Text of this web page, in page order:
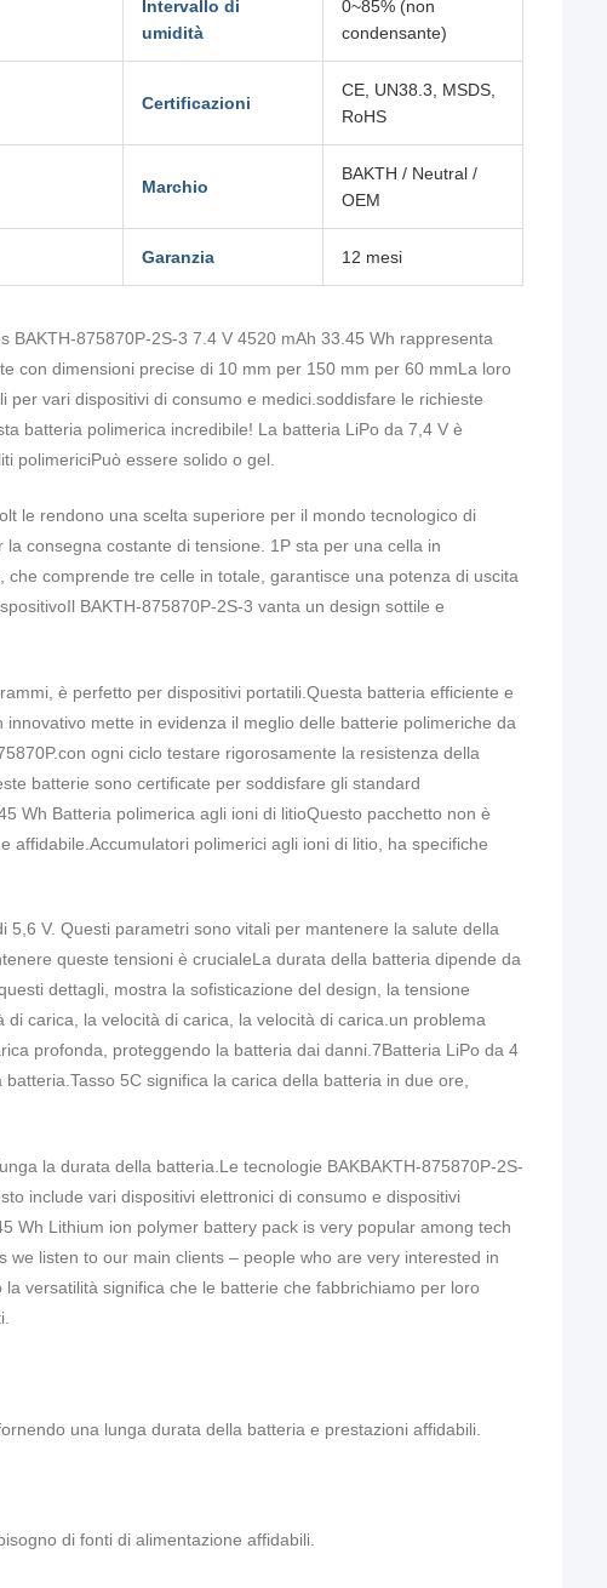
Intervallo di
umidità
0~85% (non
condensante)
Certificazioni
CE, UN38.3, MSDS,
RoHS
Marchio
BAKTH / Neutral /
OEM
Garanzia 12 mesi
BAKTH-875870P-2S-3 7.4 V 4520 mAh 33.45 Wh rappresenta
con dimensioni precise di 10 mm per 150 mm per 60 mmLa loro
vari dispositivi di consumo e medici.soddisfare le richieste
batteria polimerica incredibile! La batteria LiPo da 7,4 V è
polimericiPuò essere solido o gel.
le rendono una scelta superiore per il mondo tecnologico di
consegna costante di tensione. 1P sta per una cella in
che comprende tre celle in totale, garantisce una potenza di uscita
BAKTH-875870P-2S-3 vanta un design sottile e
è perfetto per dispositivi portatili.Questa batteria efficiente e
mette in evidenza il meglio delle batterie polimeriche da
ogni ciclo testare rigorosamente la resistenza della
batterie sono certificate per soddisfare gli standard
Wh Batteria polimerica agli ioni di litioQuesto pacchetto non è
affidabile. Accumulatori polimerici agli ioni di litio , ha specifiche
V. Questi parametri sono vitali per mantenere la salute della
queste tensioni è crucialeLa durata della batteria dipende da
dettagli, mostra la sofisticazione del design, la tensione
carica, la velocità di carica, la velocità di carica.un problema
profonda, proteggendo la batteria dai danni.7Batteria LiPo da 4
5C significa la carica della batteria in due ore,
la durata della batteria.Le tecnologie BAKBAKTH-875870P-2S-
include vari dispositivi elettronici di consumo e dispositivi
Wh Lithium ion polymer battery pack is very popular among tech
listen to our main clients – people who are very interested in
versatilità significa che le batterie che fabbrichiamo per loro
una lunga durata della batteria e prestazioni affidabili.
di fonti di alimentazione affidabili.